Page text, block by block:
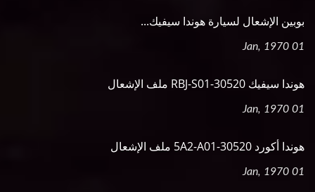
بوبين الإشعال لسيارة هوندا سيفيك...
01 Jan, 1970
هوندا سيفيك 30520-RBJ-S01 ملف الإشعال
01 Jan, 1970
هوندا أكورد 30520-5A2-A01 ملف الإشعال
01 Jan, 1970